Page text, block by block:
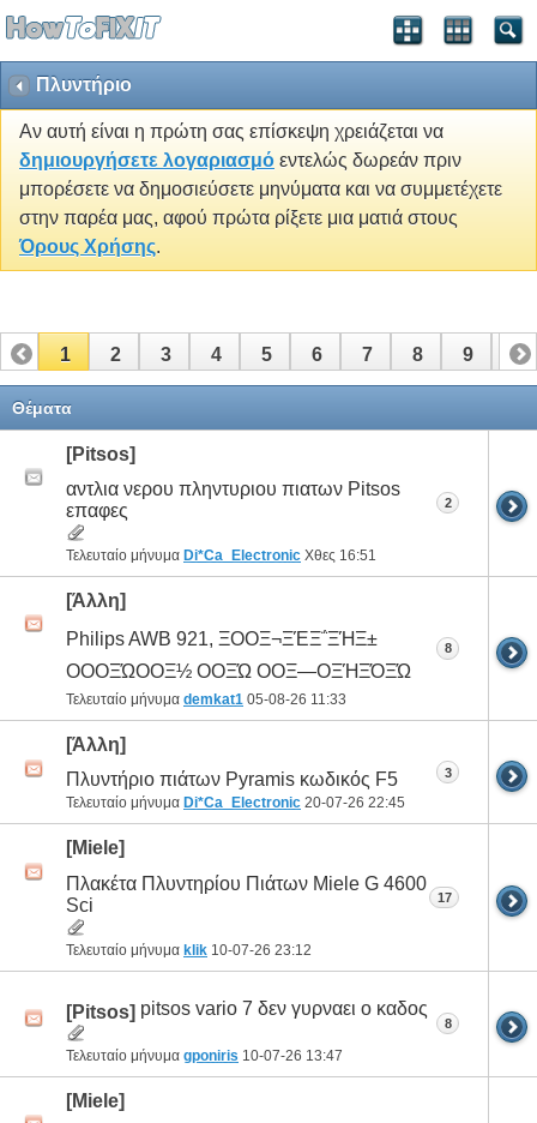
Πλυντήριο
Αν αυτή είναι η πρώτη σας επίσκεψη χρειάζεται να
δημιουργήσετε λογαριασμό εντελώς δωρεάν πριν
μπορέσετε να δημοσιεύσετε μηνύματα και να συμμετέχετε
στην παρέα μας, αφού πρώτα ρίξετε μια ματιά στους
Όρους Χρήσης.
1 2 3 4 5 6 7 8 9 10
11
Θέματα
[Pitsos]
αντλια νερου πληντυριου πιατων Pitsos
επαφες
Τελευταίο μήνυμα Di*Ca_Electronic Χθες 16:51
2
[Άλλη]
Philips AWB 921, ΞΟΟΞ¬ΞΈΞ΅ΞΉΞ±
ΟΟΟΞΏΟΟΞ½ ΟΟΞΏ ΟΟΞ―ΟΞΉΞΌΞΏ
Τελευταίο μήνυμα demkat1 05-08-26 11:33
8
[Άλλη]
Πλυντήριο πιάτων Pyramis κωδικός F5
Τελευταίο μήνυμα Di*Ca_Electronic 20-07-26 22:45
3
[Miele]
Πλακέτα Πλυντηρίου Πιάτων Miele G 4600
Sci
Τελευταίο μήνυμα klik 10-07-26 23:12
17
[Pitsos] pitsos vario 7 δεν γυρναει ο καδος
Τελευταίο μήνυμα gponiris 10-07-26 13:47
8
[Miele]